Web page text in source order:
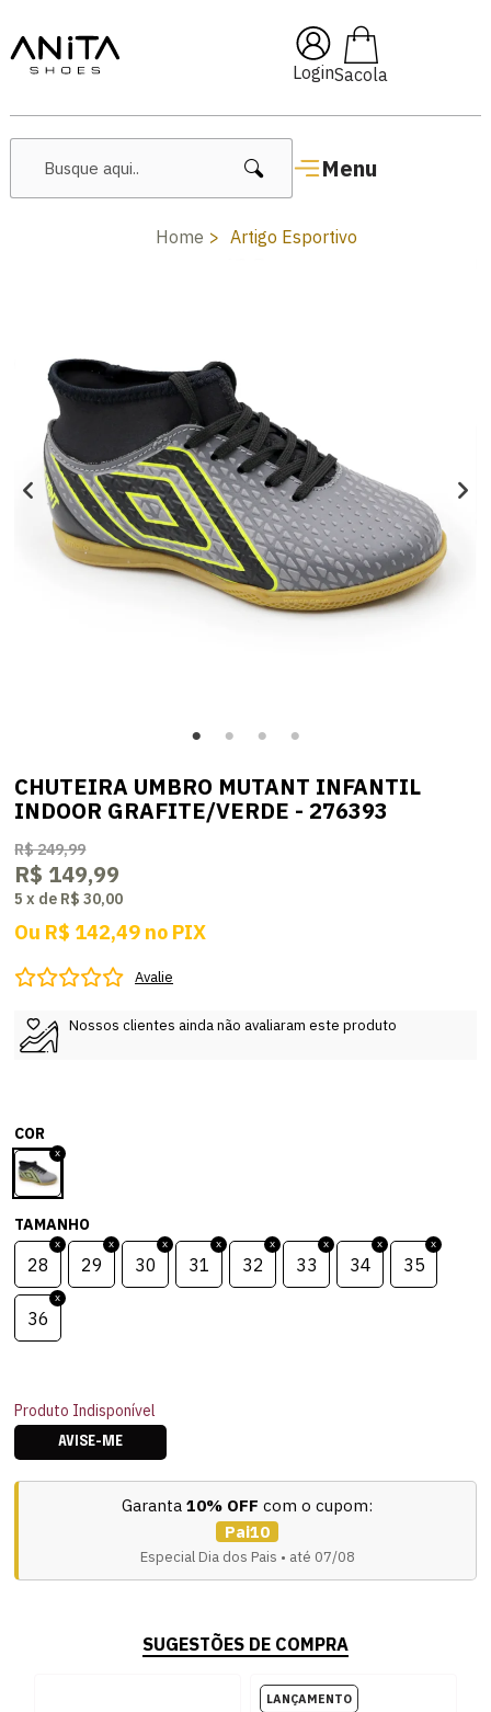
Login
Menu
🔥 Lançamentos Femininos
Home Artigo Esportivo
CHUTEIRA UMBRO MUTANT INFANTIL
INDOOR GRAFITE/VERDE - 276393
R$ 249,99
R$ 149,99
5 x de R$ 30,00
Ou R$ 142,49 no PIX
Avalie
Nossos clientes ainda não avaliaram este produto
COR
TAMANHO
28 29 30 31 32 33 34 35
36
Produto Indisponível
AVISE-ME
Garanta 10% OFF com o cupom:
Pai10
Especial Dia dos Pais • até 07/08
SUGESTÕES DE COMPRA